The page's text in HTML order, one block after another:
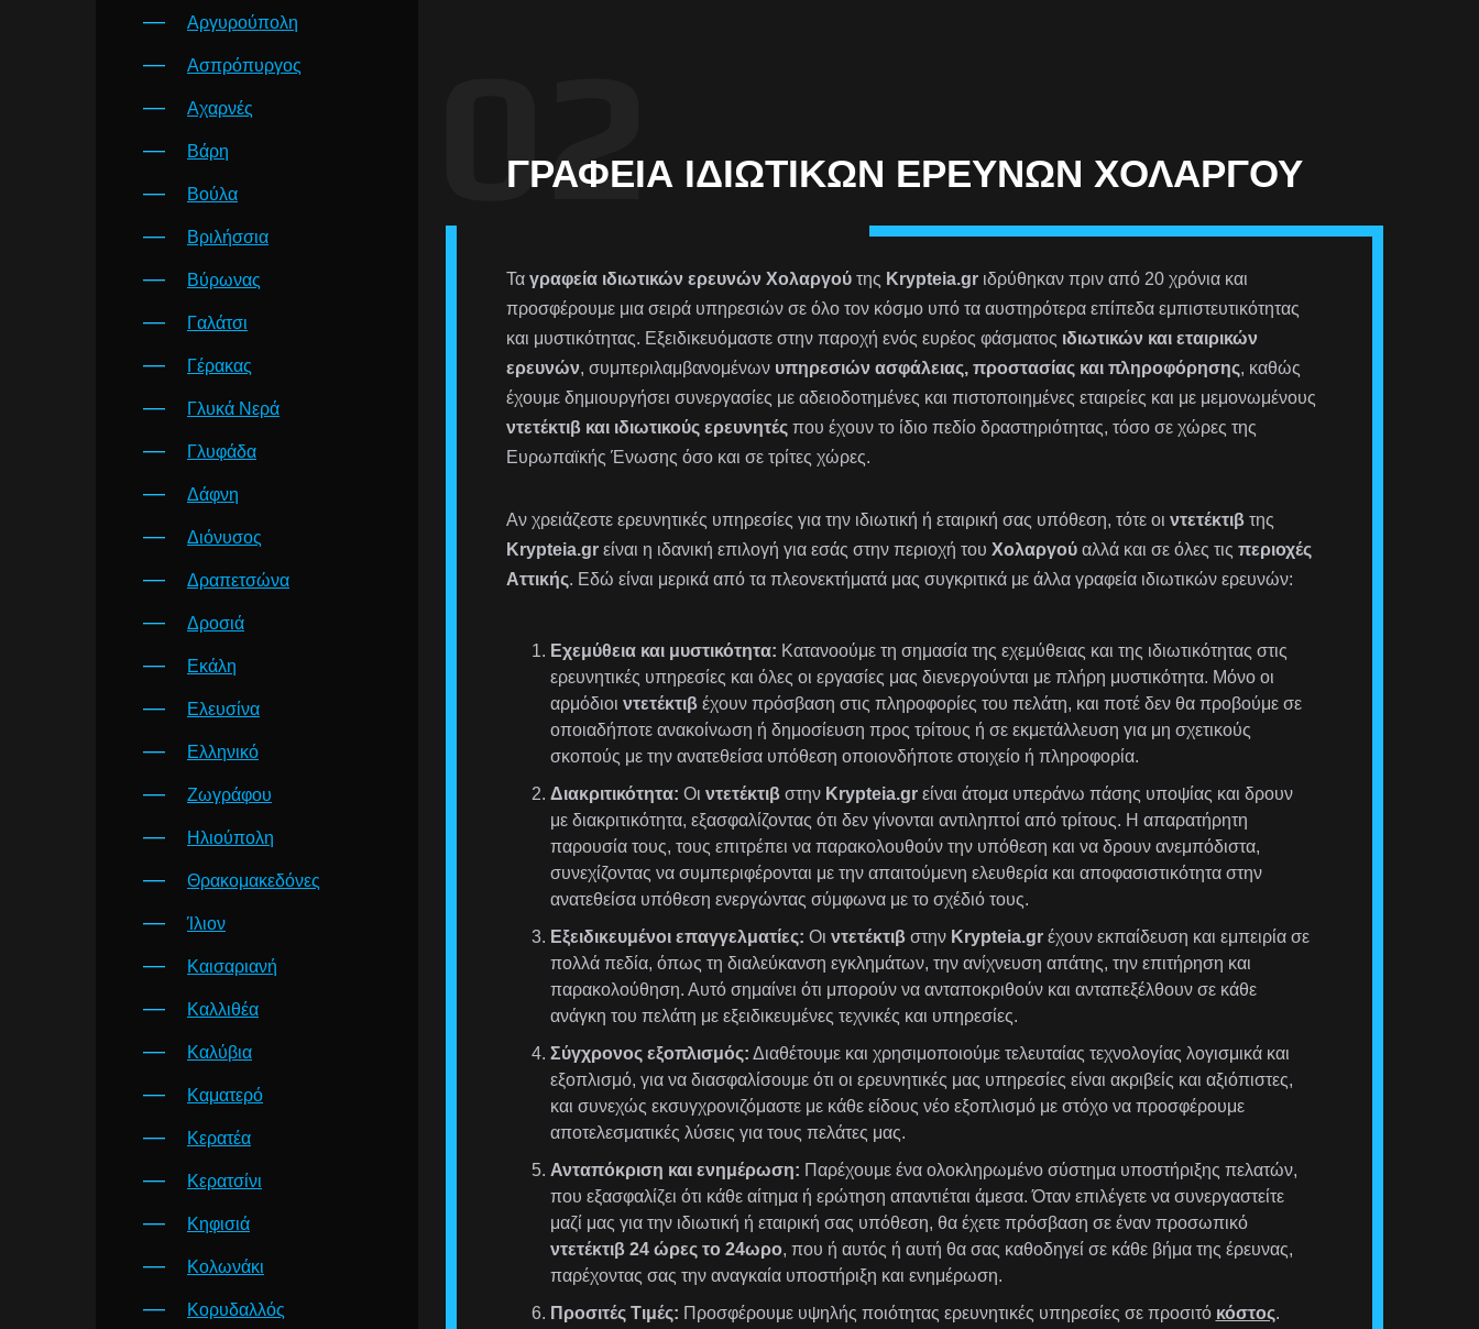
Αργυρούπολη
Ασπρόπυργος
Αχαρνές
Βάρη
Βούλα
Βριλήσσια
Βύρωνας
Γαλάτσι
Γέρακας
Γλυκά Νερά
Γλυφάδα
Δάφνη
Διόνυσος
Δραπετσώνα
Δροσιά
Εκάλη
Ελευσίνα
Ελληνικό
Ζωγράφου
Ηλιούπολη
Θρακομακεδόνες
Ίλιον
Καισαριανή
Καλλιθέα
Καλύβια
Καματερό
Κερατέα
Κερατσίνι
Κηφισιά
Κολωνάκι
Κορυδαλλός
ΓΡΑΦΕΊΑ ΙΔΙΩΤΙΚΏΝ ΕΡΕΥΝΏΝ ΧΟΛΑΡΓΟΎ
Τα γραφεία ιδιωτικών ερευνών Χολαργούτης Krypteia.grιδρύθηκαν πριν από 20 χρόνια και
προσφέρουμε μια σειρά υπηρεσιών σε όλο τον κόσμο υπό τα αυστηρότερα επίπεδα εμπιστευτικότητας
και μυστικότητας. Εξειδικευόμαστε στην παροχή ενός ευρέος φάσματος ιδιωτικών και εταιρικών
ερευνών, συμπεριλαμβανομένων υπηρεσιών ασφάλειας, προστασίας και πληροφόρησης, καθώς
έχουμε δημιουργήσει συνεργασίες με αδειοδοτημένες και πιστοποιημένες εταιρείες και με μεμονωμένους
ντετέκτιβ και ιδιωτικούς ερευνητέςπου έχουν το ίδιο πεδίο δραστηριότητας, τόσο σε χώρες της
Ευρωπαϊκής Ένωσης όσο και σε τρίτες χώρες.
Αν χρειάζεστε ερευνητικές υπηρεσίες για την ιδιωτική ή εταιρική σας υπόθεση, τότε οι ντετέκτιβτης
Krypteia.grείναι η ιδανική επιλογή για εσάς στην περιοχή του Χολαργούαλλά και σε όλες τις περιοχές
Αττικής. Εδώ είναι μερικά από τα πλεονεκτήματά μας συγκριτικά με άλλα γραφεία ιδιωτικών ερευνών:
Εχεμύθεια και μυστικότητα: Κατανοούμε τη σημασία της εχεμύθειας και της ιδιωτικότητας στις
ερευνητικές υπηρεσίες και όλες οι εργασίες μας διενεργούνται με πλήρη μυστικότητα. Μόνο οι
αρμόδιοι ντετέκτιβέχουν πρόσβαση στις πληροφορίες του πελάτη, και ποτέ δεν θα προβούμε σε
οποιαδήποτε ανακοίνωση ή δημοσίευση προς τρίτους ή σε εκμετάλλευση για μη σχετικούς
σκοπούς με την ανατεθείσα υπόθεση οποιονδήποτε στοιχείο ή πληροφορία.
Διακριτικότητα: Οι ντετέκτιβστην Krypteia.grείναι άτομα υπεράνω πάσης υποψίας και δρουν
με διακριτικότητα, εξασφαλίζοντας ότι δεν γίνονται αντιληπτοί από τρίτους. Η απαρατήρητη
παρουσία τους, τους επιτρέπει να παρακολουθούν την υπόθεση και να δρουν ανεμπόδιστα,
συνεχίζοντας να συμπεριφέρονται με την απαιτούμενη ελευθερία και αποφασιστικότητα στην
ανατεθείσα υπόθεση ενεργώντας σύμφωνα με το σχέδιό τους.
Εξειδικευμένοι επαγγελματίες: Οι ντετέκτιβστην Krypteia.grέχουν εκπαίδευση και εμπειρία σε
πολλά πεδία, όπως τη διαλεύκανση εγκλημάτων, την ανίχνευση απάτης, την επιτήρηση και
παρακολούθηση. Αυτό σημαίνει ότι μπορούν να ανταποκριθούν και ανταπεξέλθουν σε κάθε
ανάγκη του πελάτη με εξειδικευμένες τεχνικές και υπηρεσίες.
Σύγχρονος εξοπλισμός: Διαθέτουμε και χρησιμοποιούμε τελευταίας τεχνολογίας λογισμικά και
εξοπλισμό, για να διασφαλίσουμε ότι οι ερευνητικές μας υπηρεσίες είναι ακριβείς και αξιόπιστες,
και συνεχώς εκσυγχρονιζόμαστε με κάθε είδους νέο εξοπλισμό με στόχο να προσφέρουμε
αποτελεσματικές λύσεις για τους πελάτες μας.
Ανταπόκριση και ενημέρωση: Παρέχουμε ένα ολοκληρωμένο σύστημα υποστήριξης πελατών,
που εξασφαλίζει ότι κάθε αίτημα ή ερώτηση απαντιέται άμεσα. Όταν επιλέγετε να συνεργαστείτε
μαζί μας για την ιδιωτική ή εταιρική σας υπόθεση, θα έχετε πρόσβαση σε έναν προσωπικό
ντετέκτιβ 24 ώρες το 24ωρο, που ή αυτός ή αυτή θα σας καθοδηγεί σε κάθε βήμα της έρευνας,
παρέχοντας σας την αναγκαία υποστήριξη και ενημέρωση.
Προσιτές Τιμές: Προσφέρουμε υψηλής ποιότητας ερευνητικές υπηρεσίες σε προσιτό κόστος.